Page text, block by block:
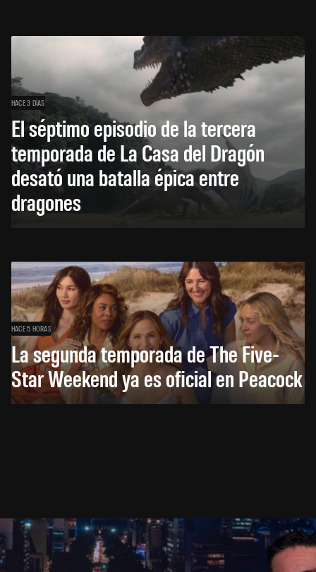
HACE 3 DÍAS
El séptimo episodio de la tercera
temporada de La Casa del Dragón
desató una batalla épica entre
dragones
HACE 5 HORAS
La segunda temporada de The Five-
Star Weekend ya es oficial en Peacock